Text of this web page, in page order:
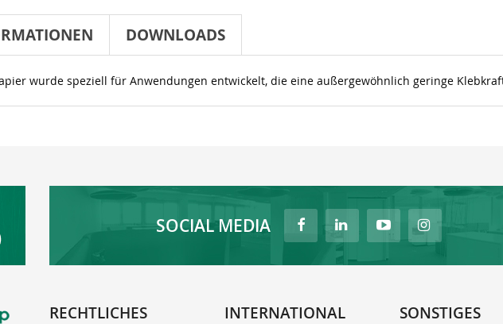
DOWNLOADS
wurde speziell für Anwendungen entwickelt, die eine außergewöhnlich geringe
SOCIAL MEDIA
RECHTLICHES INTERNATIONAL SONSTIGES